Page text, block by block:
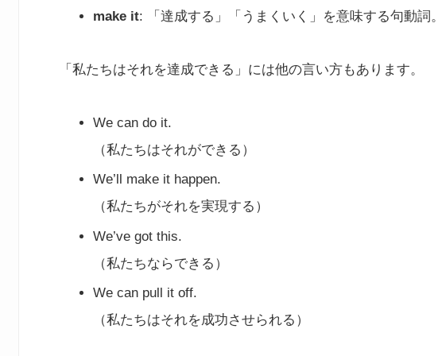
make it: 「達成する」「うまくいく」を意味する句動詞。
「私たちはそれを達成できる」には他の言い方もあります。
We can do it.
（私たちはそれができる）
We’ll make it happen.
（私たちがそれを実現する）
We’ve got this.
（私たちならできる）
We can pull it off.
（私たちはそれを成功させられる）